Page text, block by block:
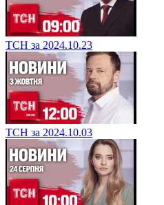
ТСН за 2024.10.23
ТСН за 2024.10.03